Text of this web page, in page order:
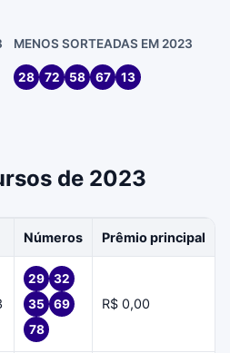
MENOS SORTEADAS EM 2023
28 72 58 67 13
de 2023
Números Prêmio principal
29
32
35
69
78
R$ 0,00